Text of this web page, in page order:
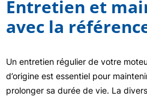
Entretien et
avec la
Un entretien régulier de votre
d’origine est essentiel pour
prolonger sa durée de vie. La divers